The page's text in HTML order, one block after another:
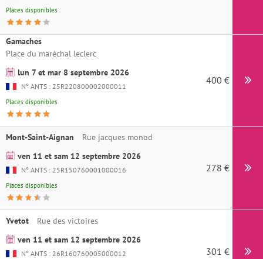
Places disponibles
Gamaches
Place du maréchal leclerc
lun 7 et mar 8 septembre 2026
N° ANTS : 25R220800002000011
Places disponibles
400 €
Mont-Saint-Aignan
Rue jacques monod
ven 11 et sam 12 septembre 2026
N° ANTS : 25R150760001000016
Places disponibles
278 €
Yvetot
Rue des victoires
ven 11 et sam 12 septembre 2026
N° ANTS : 26R160760005000012 301 €